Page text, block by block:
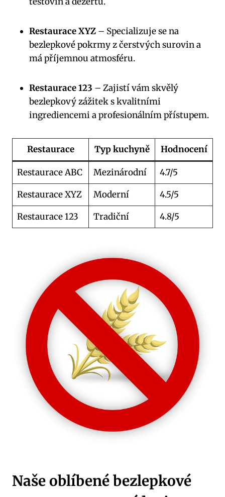
Restaurace XYZ – Specializuje se na
bezlepkové pokrmy z čerstvých surovin a
má příjemnou atmosféru.
Restaurace 123 – Zajistí vám skvělý
bezlepkový zážitek s kvalitními
ingrediencemi a profesionálním přístupem.
Restaurace Typ kuchyně Hodnocení
Restaurace ABC Mezinárodní
4.7/5
Restaurace XYZ
Moderní
4.5/5
Restaurace 123
Tradiční 4.8/5
Naše oblíbené bezlepkové